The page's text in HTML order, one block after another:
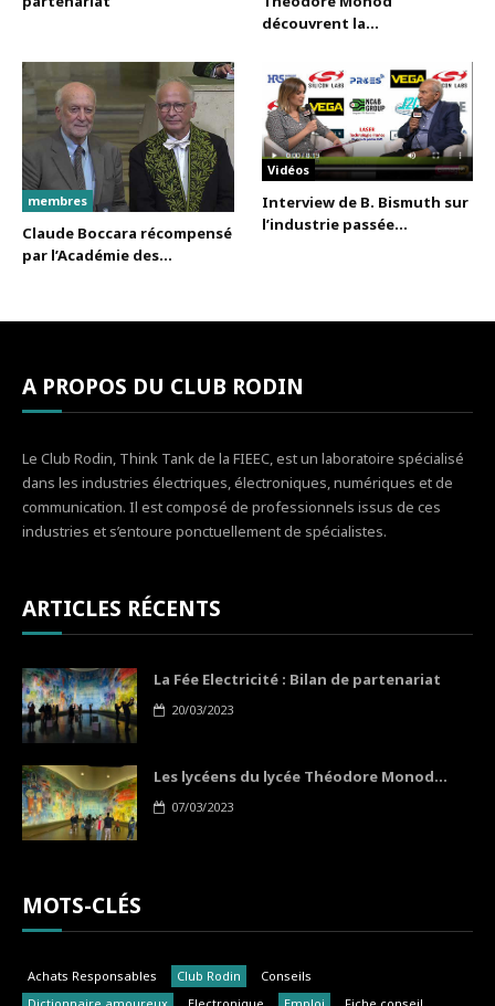
découvrent la...
membres
Claude Boccara récompensé
par l’Académie des...
Vidéos
Interview de B. Bismuth sur
l’industrie passée...
A PROPOS DU CLUB RODIN
Le Club Rodin, Think Tank de la FIEEC, est un laboratoire spécialisé
dans les industries électriques, électroniques, numériques et de
communication. Il est composé de professionnels issus de ces
industries et s’entoure ponctuellement de spécialistes.
ARTICLES RÉCENTS
La Fée Electricité : Bilan de partenariat
20/03/2023
Les lycéens du lycée Théodore Monod...
07/03/2023
MOTS-CLÉS
Achats Responsables Club Rodin
Conseils